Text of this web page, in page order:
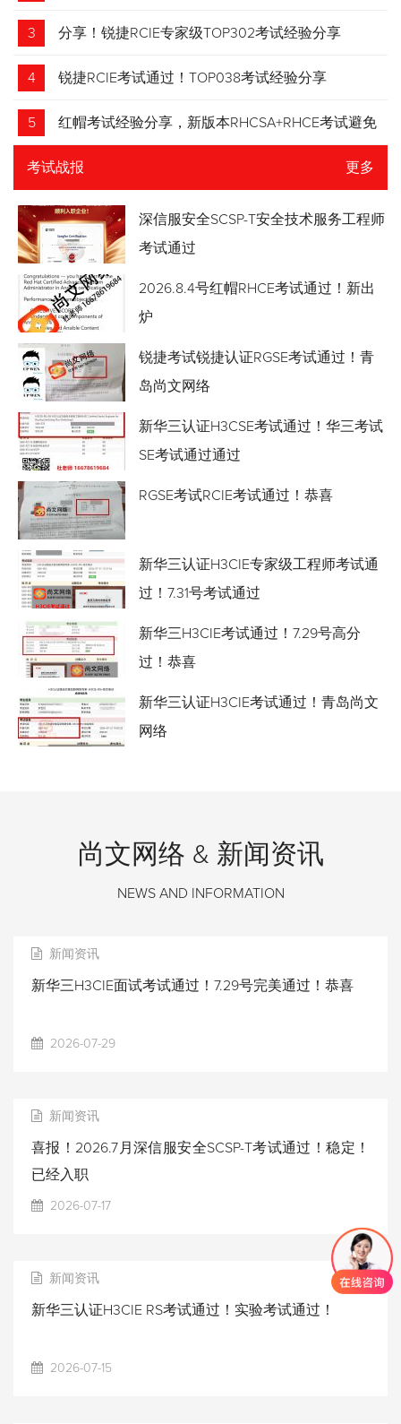
3 分享！锐捷RCIE专家级TOP302考试经验分享
4 锐捷RCIE考试通过！TOP038考试经验分享
5 红帽考试经验分享，新版本RHCSA+RHCE考试避免
踩坑
考试战报 更多
深信服安全SCSP-T安全技术服务工程师
考试通过
2026.8.4号红帽RHCE考试通过！新出
炉
锐捷考试锐捷认证RGSE考试通过！青
岛尚文网络
新华三认证H3CSE考试通过！华三考试
SE考试通过通过
RGSE考试RCIE考试通过！恭喜
新华三认证H3CIE专家级工程师考试通
过！7.31号考试通过
新华三H3CIE考试通过！7.29号高分
过！恭喜
新华三认证H3CIE考试通过！青岛尚文
网络
尚文网络 & 新闻资讯
NEWS AND INFORMATION
新闻资讯
新华三H3CIE面试考试通过！7.29号完美通过！恭喜
2026-07-29
新闻资讯
喜报！2026.7月深信服安全SCSP-T考试通过！稳定！
已经入职
2026-07-17
新闻资讯
新华三认证H3CIE RS考试通过！实验考试通过！
2026-07-15